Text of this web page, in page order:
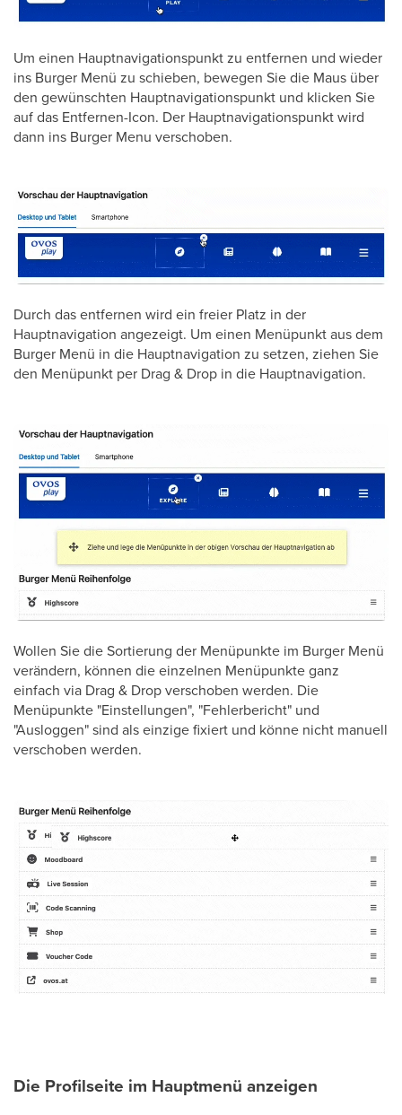
Um einen Hauptnavigationspunkt zu entfernen und wieder
ins Burger Menü zu schieben, bewegen Sie die Maus über
den gewünschten Hauptnavigationspunkt und klicken Sie
auf das Entfernen-Icon. Der Hauptnavigationspunkt wird
dann ins Burger Menu verschoben.
Durch das entfernen wird ein freier Platz in der
Hauptnavigation angezeigt. Um einen Menüpunkt aus dem
Burger Menü in die Hauptnavigation zu setzen, ziehen Sie
den Menüpunkt per Drag & Drop in die Hauptnavigation.
Wollen Sie die Sortierung der Menüpunkte im Burger Menü
verändern, können die einzelnen Menüpunkte ganz
einfach via Drag & Drop verschoben werden. Die
Menüpunkte "Einstellungen", "Fehlerbericht" und
"Ausloggen" sind als einzige fixiert und könne nicht manuell
verschoben werden.
Die Profilseite im Hauptmenü anzeigen